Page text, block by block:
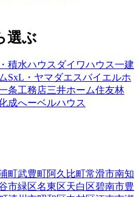
選ぶ
積水ハウス ダイワハウス一建
SxL・ヤマダエスバイエルホ
条工務店三井ホーム住友林
成へーベルハウス
町武豊町阿久比町常滑市南知
市緑区名東区天白区碧南市豊